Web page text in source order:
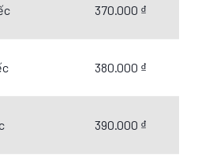
370.000 ₫
380.000 ₫
390.000 ₫